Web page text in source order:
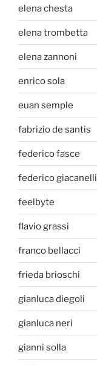
elena chesta
elena trombetta
elena zannoni
enrico sola
euan semple
fabrizio de santis
federico fasce
federico giacanelli
feelbyte
flavio grassi
franco bellacci
frieda brioschi
gianluca diegoli
gianluca neri
gianni solla